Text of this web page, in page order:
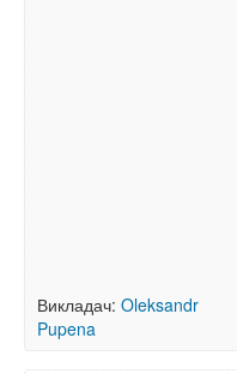
Викладач: Oleksandr
Pupena